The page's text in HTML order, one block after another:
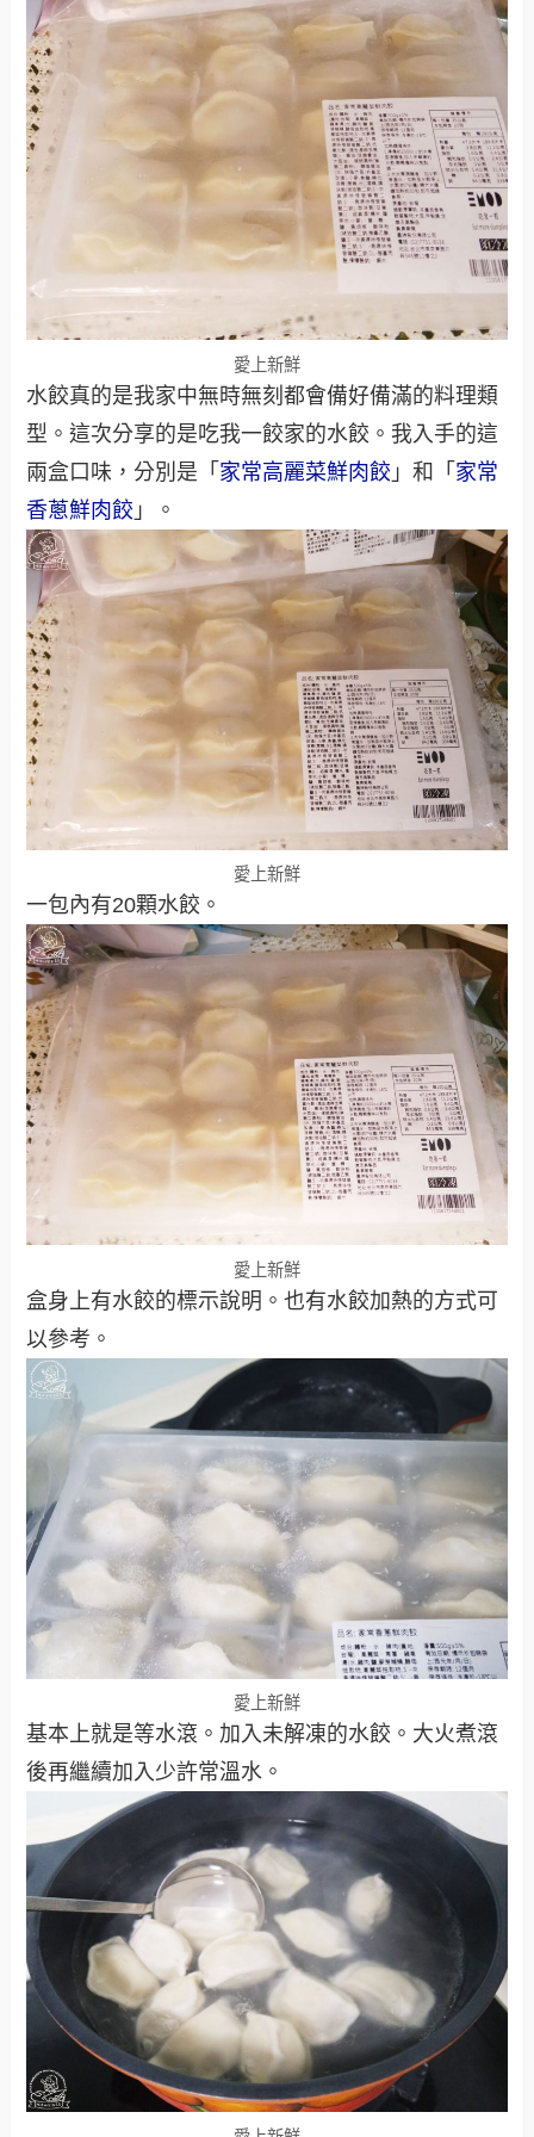
愛上新鮮
水餃真的是我家中無時無刻都會備好備滿的料理類
型。這次分享的是吃我一餃家的水餃。我入手的這
兩盒口味，分別是「 家常高麗菜鮮肉餃 」和「 家常
香蔥鮮肉餃 」。
愛上新鮮
一包內有20顆水餃。
愛上新鮮
盒身上有水餃的標示說明。也有水餃加熱的方式可
以參考。
愛上新鮮
基本上就是等水滾。加入未解凍的水餃。大火煮滾
後再繼續加入少許常溫水。